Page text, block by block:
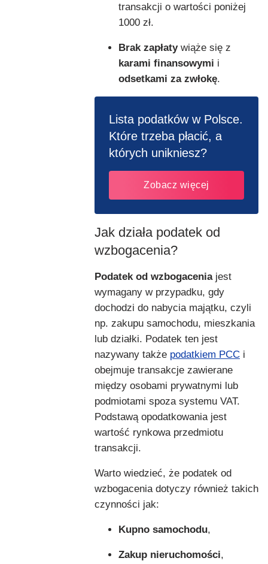
transakcji o wartości poniżej
1000 zł.
Brak zapłatywiąże się z
karami finansowymi i
odsetkami za zwłokę.
Lista podatków w Polsce.
Które trzeba płacić, a
których unikniesz?
Zobacz więcej
Jak działa podatek od
wzbogacenia?
Podatek od wzbogaceniajest
wymagany w przypadku, gdy
dochodzi do nabycia majątku, czyli
np. zakupu samochodu, mieszkania
lub działki. Podatek ten jest
nazywany także podatkiem PCC i
obejmuje transakcje zawierane
między osobami prywatnymi lub
podmiotami spoza systemu VAT.
Podstawą opodatkowania jest
wartość rynkowa przedmiotu
transakcji.
Warto wiedzieć, że podatek od
wzbogacenia dotyczy również takich
czynności jak:
Kupno samochodu,
Zakup nieruchomości,